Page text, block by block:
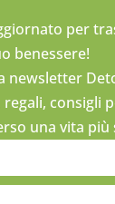
per
benessere!
newsletter
consigli
una vita più